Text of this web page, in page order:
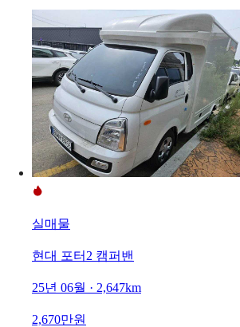
실매물
현대 포터2 캠퍼밴
25년 06월 · 2,647km
2,670만원